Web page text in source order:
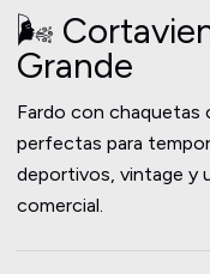
🌬️
Grande
Fardo con chaquetas
perfectas para
deportivos, vintage y
comercial.